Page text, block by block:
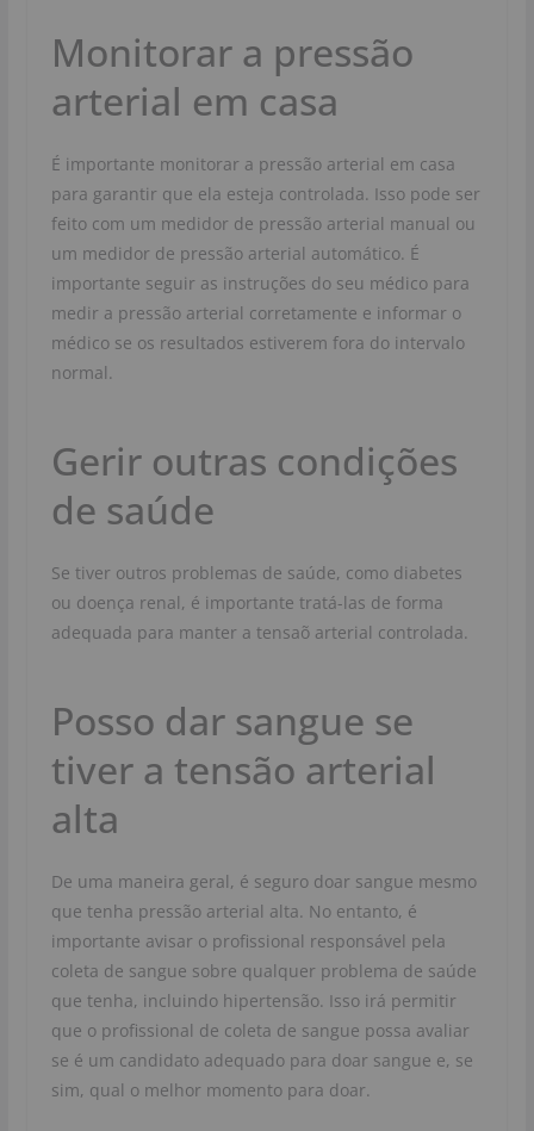
Monitorar a pressão
arterial em casa
É importante monitorar a pressão arterial em casa
para garantir que ela esteja controlada. Isso pode ser
feito com um medidor de pressão arterial manual ou
um medidor de pressão arterial automático. É
importante seguir as instruções do seu médico para
medir a pressão arterial corretamente e informar o
médico se os resultados estiverem fora do intervalo
normal.
Gerir outras condições
de saúde
Se tiver outros problemas de saúde, como diabetes
ou doença renal, é importante tratá-las de forma
adequada para manter a tensaõ arterial controlada.
Posso dar sangue se
tiver a tensão arterial
alta
De uma maneira geral, é seguro doar sangue mesmo
que tenha pressão arterial alta. No entanto, é
importante avisar o profissional responsável pela
coleta de sangue sobre qualquer problema de saúde
que tenha, incluindo hipertensão. Isso irá permitir
que o profissional de coleta de sangue possa avaliar
se é um candidato adequado para doar sangue e, se
sim, qual o melhor momento para doar.